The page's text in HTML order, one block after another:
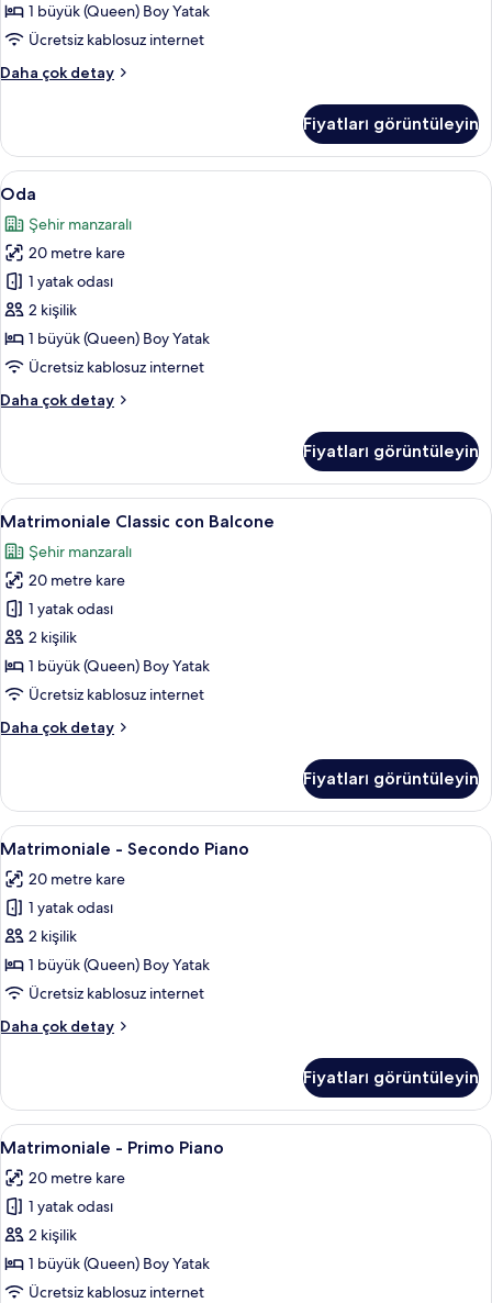
1 büyük (Queen) Boy Yatak
Ücretsiz kablosuz internet
Daha çok detay
Oda
detay
Fiyatları görüntüleyin
Oda
için
tüm
fotoğrafları
görün
Oda | Ücretsiz minibar, odada kasa,
7
Oda
Şehir manzaralı
20 metre kare
1 yatak odası
2 kişilik
1 büyük (Queen) Boy Yatak
Ücretsiz kablosuz internet
Daha çok detay
Oda
detay
Fiyatları görüntüleyin
Matrimoniale
Classic
con
Balcone
için
tüm
fotoğrafları
görün
6
Matrimoniale Classic con Balcone
Şehir manzaralı
20 metre kare
1 yatak odası
2 kişilik
1 büyük (Queen) Boy Yatak
Ücretsiz kablosuz internet
Daha çok detay
Matrimoniale
hakkında
daha
fazla
Fiyatları görüntüleyin
Matrimoniale
-
Secondo
Piano
için
tüm
fotoğrafları
Matrimoniale - Secondo Piano |
4
Matrimoniale - Secondo Piano
20 metre kare
1 yatak odası
2 kişilik
1 büyük (Queen) Boy Yatak
Ücretsiz kablosuz internet
Daha çok detay
Matrimoniale
hakkında
daha
fazla
Fiyatları görüntüleyin
Matrimoniale
-
Primo
Piano
için
tüm
fotoğrafları
Matrimoniale - Primo Piano |
4
Matrimoniale - Primo Piano
20 metre kare
1 yatak odası
2 kişilik
1 büyük (Queen) Boy Yatak
Ücretsiz kablosuz internet